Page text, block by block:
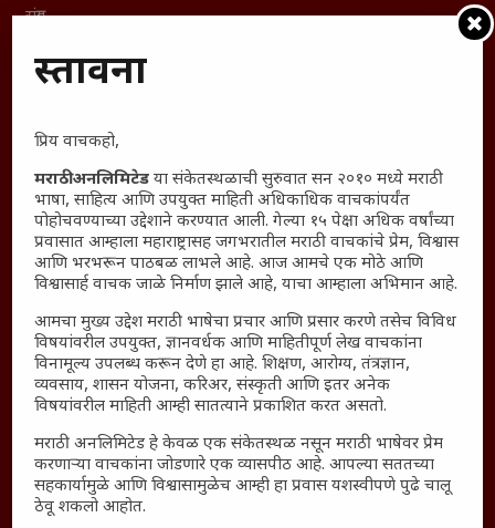
संग्रह
English To Hindi
Polls Archive
Shop Unlimited
Thought For The Day
सामान्य आजारांवर गावठी उपाय – घरच्या घरी मिळवा प्राथमिक
आराम
आजच्या युगातील तरुण पिढी कुठे हरवली?
महाराष्ट्रातील किल्ल्यांचे महत्त्व : स्वराज्याच्या वैभवशाली इतिहासाचे
साक्षीदार
₹370 ची बिर्याणी” आणि हरवत चाललेली संवेदनशीलता : आजच्या
यश आणि आत्मविश्वास: स्वप्नांना वास्तवात बदलण्याची शक्ती
महाराष्ट्रातील बदलत्या हवामानाचा शेतीवर वाढता परिणाम:
शेतकऱ्यांसमोरील नवीन आव्हाने आणि संधी
प्रस्तावना
प्रिय वाचकहो,
मराठी अनलिमिटेड या संकेतस्थळाची सुरुवात सन २०१० मध्ये मराठी
भाषा, साहित्य आणि उपयुक्त माहिती अधिकाधिक वाचकांपर्यंत
पोहोचवण्याच्या उद्देशाने करण्यात आली. गेल्या १५ पेक्षा अधिक वर्षांच्या
प्रवासात आम्हाला महाराष्ट्रासह जगभरातील मराठी वाचकांचे प्रेम, विश्वास
आणि भरभरून पाठबळ लाभले आहे. आज आमचे एक मोठे आणि
विश्वासार्ह वाचक जाळे निर्माण झाले आहे, याचा आम्हाला अभिमान आहे.
आमचा मुख्य उद्देश मराठी भाषेचा प्रचार आणि प्रसार करणे तसेच विविध
विषयांवरील उपयुक्त, ज्ञानवर्धक आणि माहितीपूर्ण लेख वाचकांना
विनामूल्य उपलब्ध करून देणे हा आहे. शिक्षण, आरोग्य, तंत्रज्ञान,
व्यवसाय, शासन योजना, करिअर, संस्कृती आणि इतर अनेक
विषयांवरील माहिती आम्ही सातत्याने प्रकाशित करत असतो.
मराठी अनलिमिटेड हे केवळ एक संकेतस्थळ नसून मराठी भाषेवर प्रेम
करणाऱ्या वाचकांना जोडणारे एक व्यासपीठ आहे. आपल्या सततच्या
सहकार्यामुळे आणि विश्वासामुळेच आम्ही हा प्रवास यशस्वीपणे पुढे चालू
ठेवू शकलो आहोत.